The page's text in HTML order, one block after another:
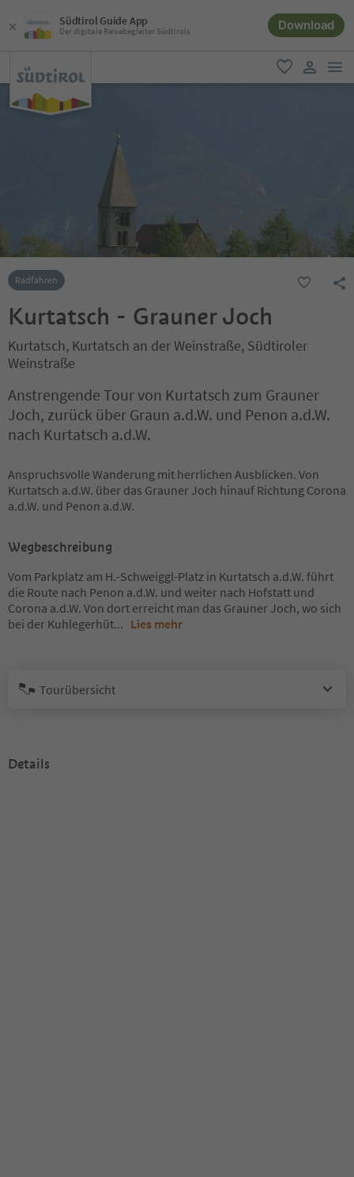
Südtirol Guide App
Der digitale Reisebegleiter Südtirols Download
favorit
user link
Radfahren
Kurtatsch - Grauner Joch
Kurtatsch, Kurtatsch an der Weinstraße, Südtiroler
Weinstraße
Anstrengende Tour von Kurtatsch zum Grauner
Joch, zurück über Graun a.d.W. und Penon a.d.W.
nach Kurtatsch a.d.W.
Anspruchsvolle Wanderung mit herrlichen Ausblicken. Von
Kurtatsch a.d.W. über das Grauner Joch hinauf Richtung Corona
a.d.W. und Penon a.d.W.
Wegbeschreibung
Vom Parkplatz am H.-Schweiggl-Platz in Kurtatsch a.d.W. führt
die Route nach Penon a.d.W. und weiter nach Hofstatt und
Corona a.d.W. Von dort erreicht man das Grauner Joch, wo sich
bei der Kuhlegerhüt... Lies mehr
Tourübersicht
Details